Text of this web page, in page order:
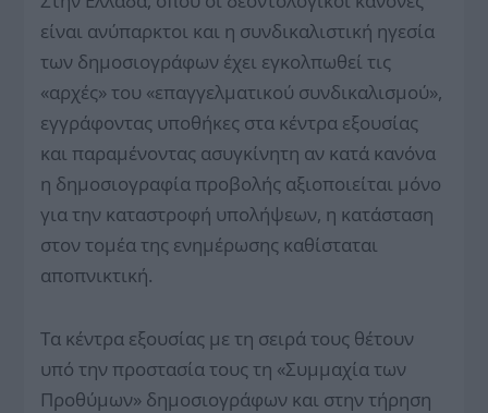
είναι ανύπαρκτοι και η συνδικαλιστική ηγεσία
των δημοσιογράφων έχει εγκολπωθεί τις
«αρχές» του «επαγγελματικού συνδικαλισμού»,
εγγράφοντας υποθήκες στα κέντρα εξουσίας
και παραμένοντας ασυγκίνητη αν κατά κανόνα
η δημοσιογραφία προβολής αξιοποιείται μόνο
για την καταστροφή υπολήψεων, η κατάσταση
στον τομέα της ενημέρωσης καθίσταται
αποπνικτική.
Τα κέντρα εξουσίας με τη σειρά τους θέτουν
υπό την προστασία τους τη «Συμμαχία των
Προθύμων» δημοσιογράφων και στην τήρηση